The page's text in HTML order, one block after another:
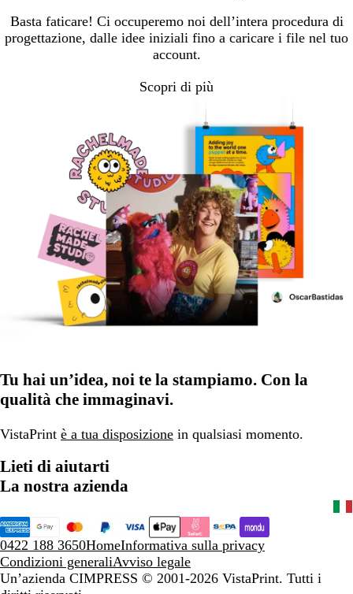
Basta faticare! Ci occuperemo noi dell’intera procedura di
progettazione, dalle idee iniziali fino a caricare i file nel tuo
account.
Scopri di più
Tu hai un’idea, noi te la stampiamo. Con la
qualità che immaginavi.
VistaPrint è a tua disposizione in qualsiasi momento.
Lieti di aiutarti
La nostra azienda
0422 188 3650HomeInformativa sulla privacy
Condizioni generaliAvviso legale
Un’azienda CIMPRESS © 2001-2026 VistaPrint. Tutti i